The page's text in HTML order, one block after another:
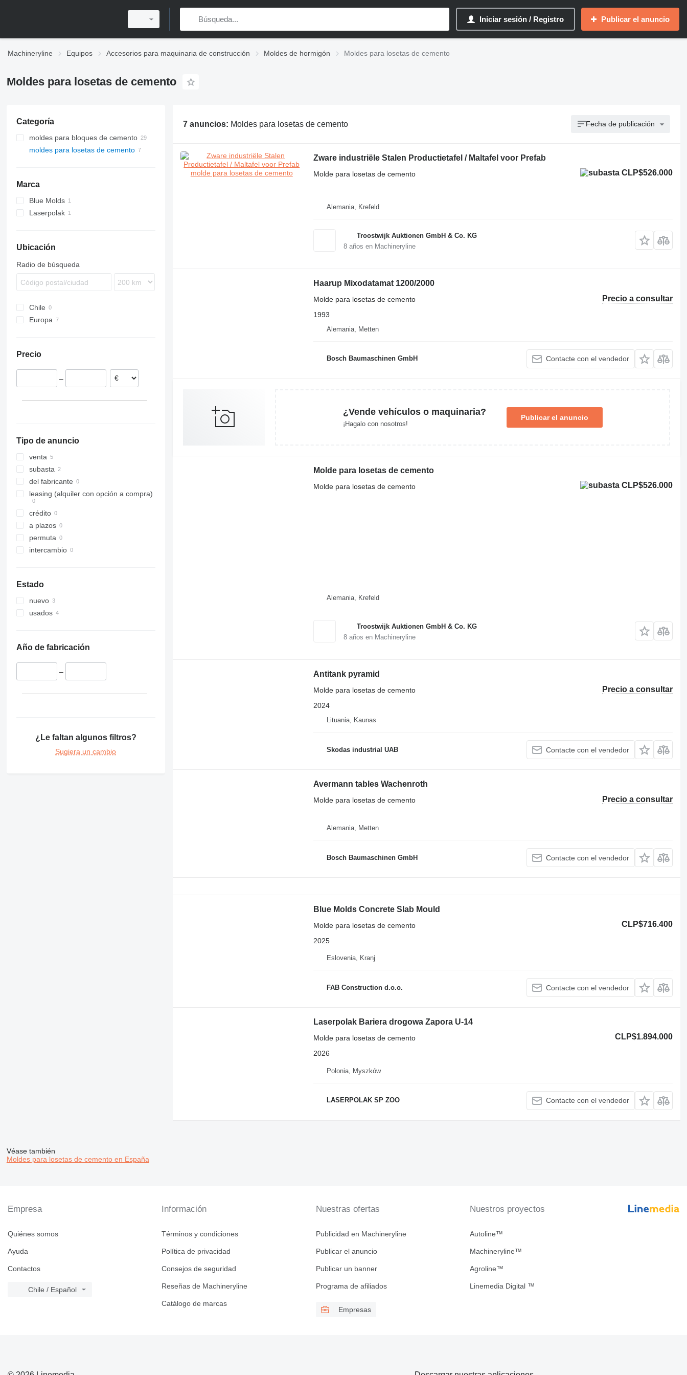
Iniciar sesión / Registro Publicar el anuncio
Machineryline Equipos Accesorios para maquinaria de construcción Moldes de hormigón Moldes para losetas de cemento
Moldes para losetas de cemento
Categoría
moldes para bloques de cemento
moldes para losetas de cemento
Marca
Blue Molds
Laserpolak
Ubicación
Radio de búsqueda
Chile
Europa
Lituania
Precio
–
Tipo de anuncio
venta
subasta
del fabricante
leasing (alquiler con opción a compra)
crédito
a plazos
permuta
intercambio
Estado
nuevo
usados
Año de fabricación
–
¿Le faltan algunos filtros?
Sugiera un cambio
7 anuncios: Moldes para losetas de cemento Fecha de publicación
Zware industriële Stalen Productietafel / Maltafel voor Prefab
CLP$526.000
Molde para losetas de cemento
Alemania, Krefeld
Troostwijk Auktionen GmbH & Co. KG
8años en Machineryline
Haarup Mixodatamat 1200/2000
Precio a consultar
Molde para losetas de cemento
1993
Alemania, Metten
Bosch Baumaschinen GmbH Contacte con el vendedor
¿Vende vehículos o maquinaria?
¡Hagalo con nosotros!
Publicar el anuncio
Molde para losetas de cemento
CLP$526.000
Molde para losetas de cemento
Alemania, Krefeld
Troostwijk Auktionen GmbH & Co. KG
8años en Machineryline
Antitank pyramid
Precio a consultar
Molde para losetas de cemento
2024
Lituania, Kaunas
Skodas industrial UAB Contacte con el vendedor
Avermann tables Wachenroth
Precio a consultar
Molde para losetas de cemento
Alemania, Metten
Bosch Baumaschinen GmbH Contacte con el vendedor
Blue Molds Concrete Slab Mould
CLP$716.400
Molde para losetas de cemento
2025
Eslovenia, Kranj
FAB Construction d.o.o. Contacte con el vendedor
Laserpolak Bariera drogowa Zapora U-14
CLP$1.894.000
Molde para losetas de cemento
2026
Polonia, Myszków
LASERPOLAK SP ZOO Contacte con el vendedor
Véase también
Moldes para losetas de cemento en España
Empresa
Quiénes somos
Ayuda
Contactos
Chile / Español
Información
Términos y condiciones
Política de privacidad
Consejos de seguridad
Reseñas de Machineryline
Catálogo de marcas
Nuestras ofertas
Publicidad en Machineryline
Publicar el anuncio
Publicar un banner
Programa de afiliados
Empresas
Nuestros proyectos
Autoline™
Machineryline™
Agroline™
Linemedia Digital ™